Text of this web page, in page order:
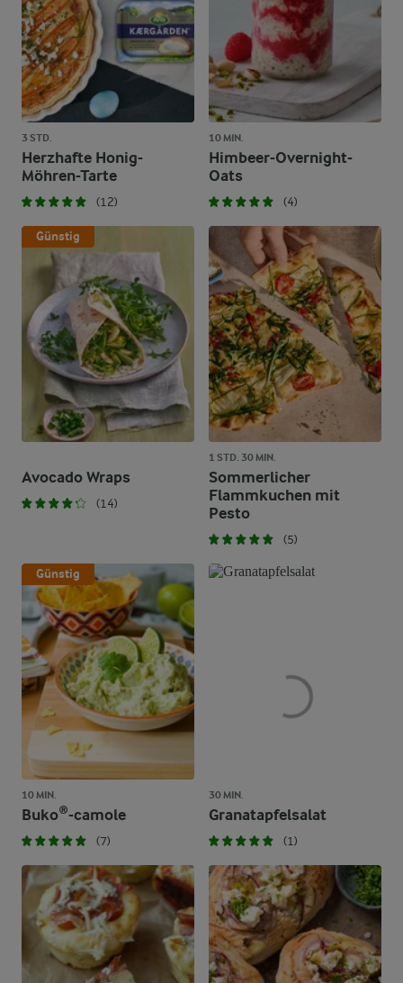
3 STD.
Herzhafte Honig-
Möhren-Tarte
(12)
10 MIN.
Himbeer-Overnight-
Oats
(4)
Günstig
Avocado Wraps
(14)
1 STD. 30 MIN.
Sommerlicher
Flammkuchen mit
Pesto
(5)
Günstig
10 MIN.
Buko®-camole
(7)
30 MIN.
Granatapfelsalat
(1)